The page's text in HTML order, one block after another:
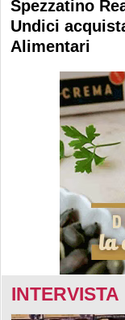
Spezzatino
Undici
Alimentari
INTERVISTA